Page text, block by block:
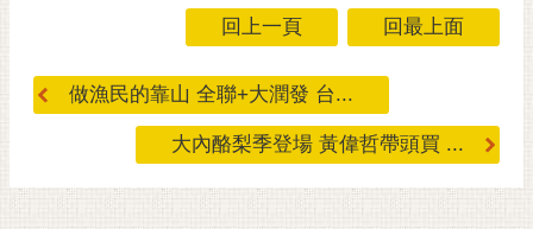
安
全
回上一頁 回最上面
做漁民的靠山 全聯+大潤發 台...
大內酪梨季登場 黃偉哲帶頭買 ...